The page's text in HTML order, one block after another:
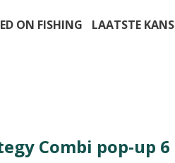
ON FISHING LAATSTE KANS
Combi pop-up 6